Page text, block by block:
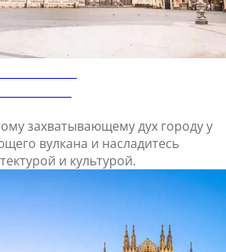
захватывающему дух городу у
вулкана и насладитесь
и культурой.